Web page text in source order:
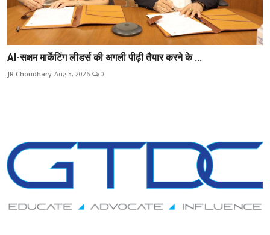
AI-सक्षम मार्केटिंग लीडर्स की अगली पीढ़ी तैयार करने के ...
JR Choudhary Aug 3, 2026 0